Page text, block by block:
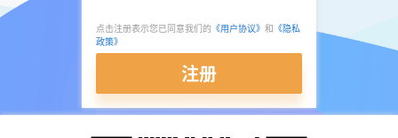
点击注册表示您已同意我们的 《用户协议》 和 《隐私
政策》
注册